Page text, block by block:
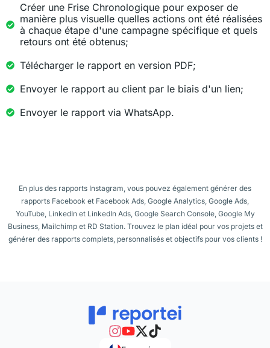
Créer une Frise Chronologique pour exposer de
manière plus visuelle quelles actions ont été réalisées
à chaque étape d'une campagne spécifique et quels
retours ont été obtenus;
Télécharger le rapport en version PDF;
Envoyer le rapport au client par le biais d'un lien;
​​Envoyer le rapport via WhatsApp.
En plus des rapports Instagram, vous pouvez également générer des
rapports Facebook et Facebook Ads, Google Analytics, Google Ads,
YouTube, LinkedIn et LinkedIn Ads, Google Search Console, Google My
Business, Mailchimp et RD Station. Trouvez le plan idéal pour vos projets et
générer des rapports complets, personnalisés et objectifs pour vos clients !